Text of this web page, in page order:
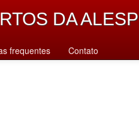
DA ALESP
frequentes Contato